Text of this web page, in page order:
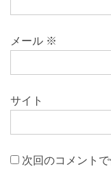
メール ※
サイト
次回のコメント